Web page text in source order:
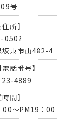
号
住所】
0502
坂東市山482-4
電話番号】
4889
時間】
00～PM19：00